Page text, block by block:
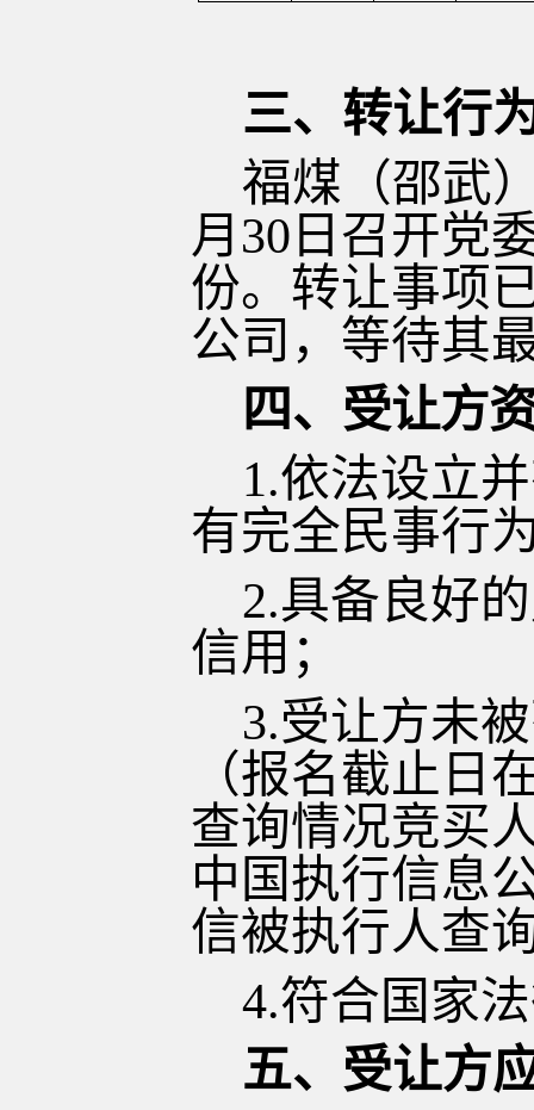
三、 转让行
福煤（邵武
月30日召开党
份。转让事项
公司，等待其
四、 受让方
1.依法设立
有完全民事行
2.具备良好
信用；
3.受让方未
（报名截止日
查询情况竞买
中国执行信息
信被执行人查
4.符合国家
五、受让方